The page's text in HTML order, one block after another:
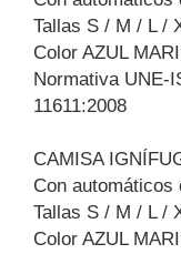
Tallas S / M / L /
Color AZUL
Normativa UNE-
11611:2008
CAMISA
Con
Tallas S / M / L /
Color AZUL